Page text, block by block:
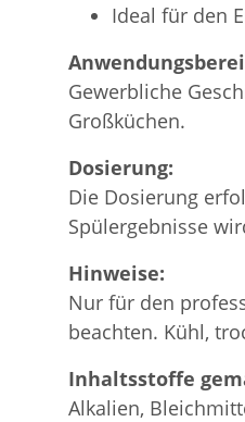
Ideal für den
Gewerbliche
Großküchen.
Dosierung:
Die Dosierung
Spülergebnisse
Hinweise:
Nur für den
beachten. Kühl,
Inhaltsstoffe
Alkalien,